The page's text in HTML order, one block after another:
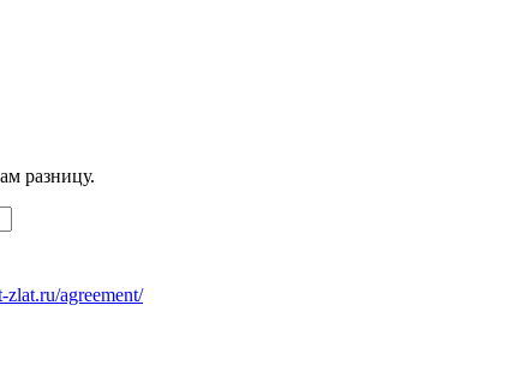
разницу.
zlat.ru/agreement/